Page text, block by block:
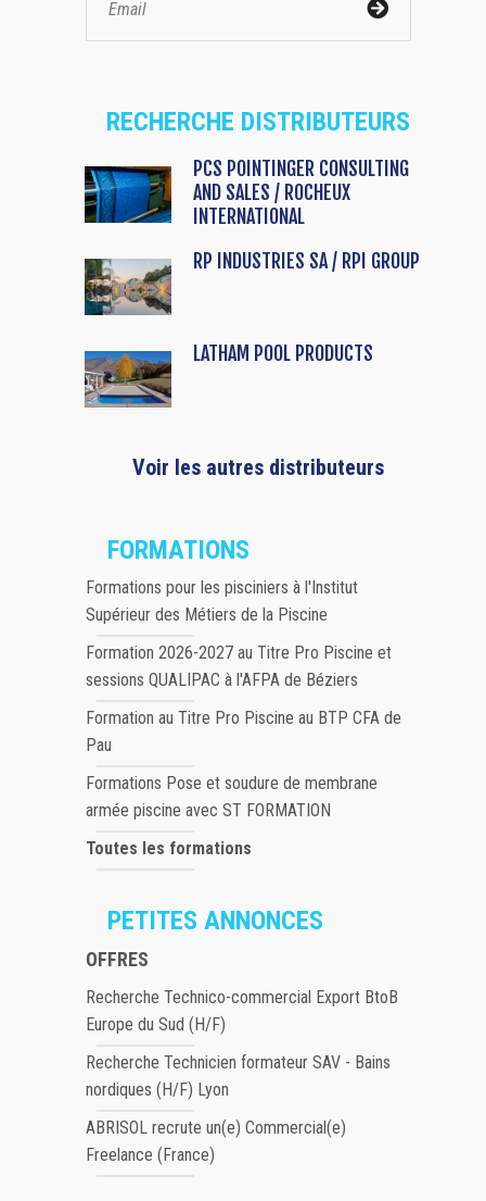
RECHERCHE DISTRIBUTEURS
PCS POINTINGER CONSULTING
AND SALES / ROCHEUX
INTERNATIONAL
RP INDUSTRIES SA / RPI GROUP
LATHAM POOL PRODUCTS
Voir les autres distributeurs
FORMATIONS
Formations pour les pisciniers à l'Institut
Supérieur des Métiers de la Piscine
Formation 2026-2027 au Titre Pro Piscine et
sessions QUALIPAC à l'AFPA de Béziers
Formation au Titre Pro Piscine au BTP CFA de
Pau
Formations Pose et soudure de membrane
armée piscine avec ST FORMATION
Toutes les formations
PETITES ANNONCES
OFFRES
Recherche Technico-commercial Export BtoB
Europe du Sud (H/F)
Recherche Technicien formateur SAV - Bains
nordiques (H/F) Lyon
ABRISOL recrute un(e) Commercial(e)
Freelance (France)